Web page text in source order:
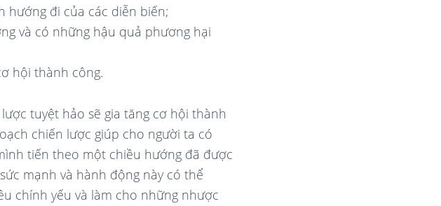
hướng đi của các diễn biến;
và có những hậu quả phương hại
hội thành công.
tuyệt hảo sẽ gia tăng cơ hội thành
chiến lược giúp cho người ta có
tiến theo một chiều hướng đã được
mạnh và hành động này có thể
chính yếu và làm cho những nhược